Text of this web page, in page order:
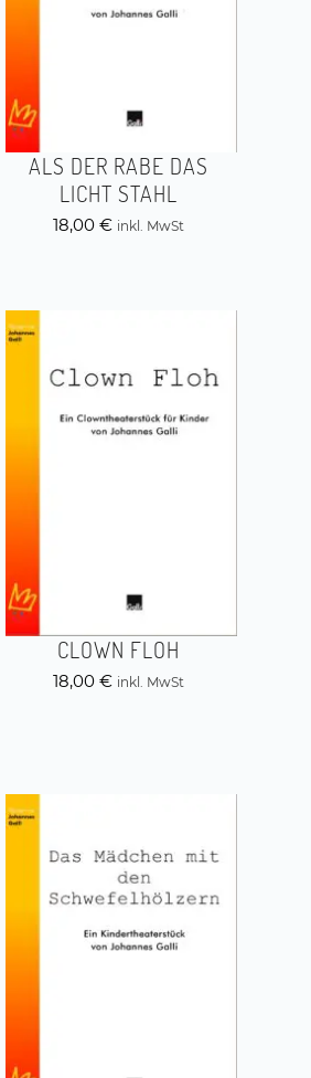
ALS DER RABE DAS
LICHT STAHL
18,00 € inkl. MwSt
CLOWN FLOH
18,00 € inkl. MwSt